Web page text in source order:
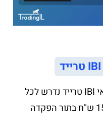
בכדי לפתוח חשבון מסחר עצמאי IBI טרייד נדרש לכל
הפחות סכום מינימלי של 15,000 ש"ח בתור הפקדה